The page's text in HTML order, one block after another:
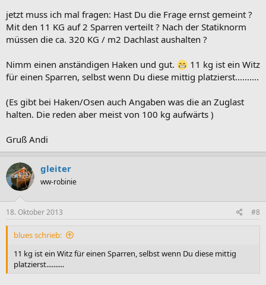
jetzt muss ich mal fragen: Hast Du die Frage ernst gemeint ?
Mit den 11 KG auf 2 Sparren verteilt ? Nach der Statiknorm
müssen die ca. 320 KG / m2 Dachlast aushalten ?
Nimm einen anständigen Haken und gut.
11 kg ist ein Witz
für einen Sparren, selbst wenn Du diese mittig platzierst..........
(Es gibt bei Haken/Osen auch Angaben was die an Zuglast
halten. Die reden aber meist von 100 kg aufwärts )
Gruß Andi
gleiter
ww-robinie
18. Oktober 2013 #8
blues schrieb:
11 kg ist ein Witz für einen Sparren, selbst wenn Du diese mittig
platzierst..........